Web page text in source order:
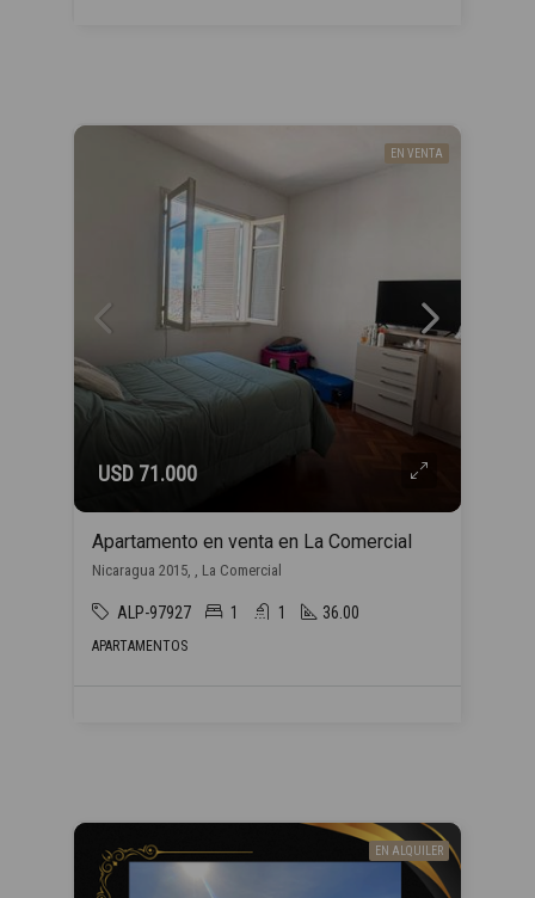
EN VENTA
USD 71.000
Apartamento en venta en La Comercial
Nicaragua 2015, , La Comercial
ALP-97927 1 1 36.00
APARTAMENTOS
EN ALQUILER